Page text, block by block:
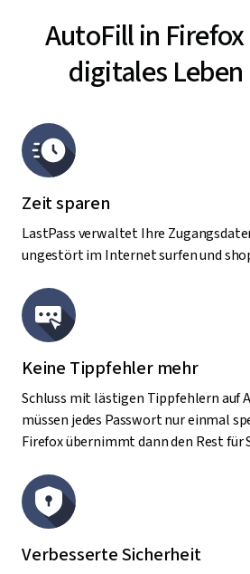
AutoFill in
digitales
Zeit sparen
LastPass verwaltet Ihre
ungestört im Internet surfen und
Keine Tippfehler mehr
Schluss mit lästigen Tippfehlern auf
müssen jedes Passwort nur einmal
Firefox übernimmt dann den Rest für
Verbesserte Sicherheit